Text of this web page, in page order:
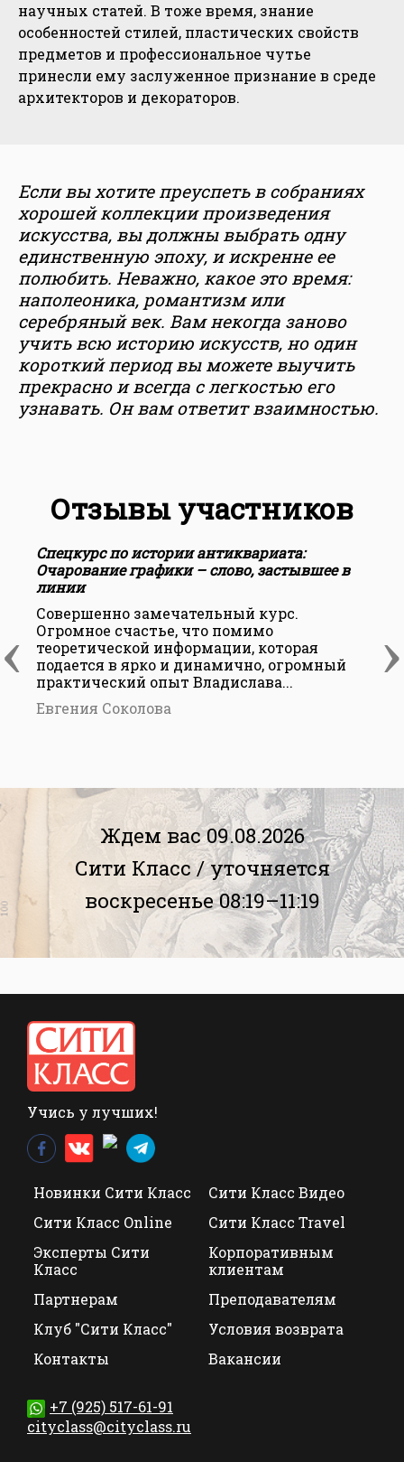
научных статей. В тоже время, знание
особенностей стилей, пластических свойств
предметов и профессиональное чутье
принесли ему заслуженное признание в среде
архитекторов и декораторов.
Если вы хотите преуспеть в собраниях
хорошей коллекции произведения
искусства, вы должны выбрать одну
единственную эпоху, и искренне ее
полюбить. Неважно, какое это время:
наполеоника, романтизм или
серебряный век. Вам некогда заново
учить всю историю искусств, но один
короткий период вы можете выучить
прекрасно и всегда с легкостью его
узнавать. Он вам ответит взаимностью.
Отзывы участников
‹ ›
Спецкурс по истории антиквариата:
Очарование графики – слово, застывшее в
линии
Совершенно замечательный курс.
Огромное счастье, что помимо
теоретической информации, которая
подается в ярко и динамично, огромный
практический опыт Владислава...
Евгения Соколова
Ждем вас 09.08.2026
Сити Класс /уточняется
воскресенье 08:19–11:19
Учись у лучших!
Новинки Сити Класс
Сити Класс Видео
Сити Класс Online
Сити Класс Travel
Эксперты Сити
Класс
Корпоративным
клиентам
Партнерам
Преподавателям
Клуб "Сити Класс"
Условия возврата
Контакты
Вакансии
+7 (925) 517-61-91
cityclass@cityclass.ru